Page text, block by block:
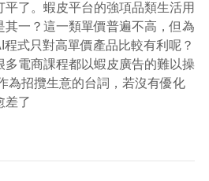
平了。蝦皮平台的強項品類生活用
其一？這一類單價普遍不高，但為
程式只對高單價產品比較有利呢？
多電商課程都以蝦皮廣告的難以操
為招攬生意的台詞，若沒有優化
差了